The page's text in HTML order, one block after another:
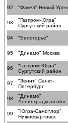
92 "Факел" Новый
93
"Газпром-Югра"
Сургутский район
94 "Белогорье"
95 "Динамо" Москва
96
"Газпром-Югра"
Сургутский район
97
"Зенит" Санкт-
Петербург
98
"Динамо"
Ленинградксая обл.
99
"Югра-Самотлор"
Нижневартовск